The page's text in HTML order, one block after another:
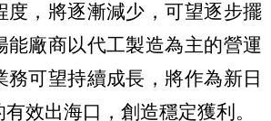
度，將逐漸減少，可望逐步擺
能廠商以代工製造為主的營運
務可望持續成長，將作為新日
效出海口，創造穩定獲利。